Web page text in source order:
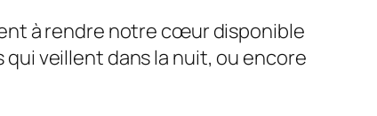
à rendre notre cœur disponible
qui veillent dans la nuit, ou encore